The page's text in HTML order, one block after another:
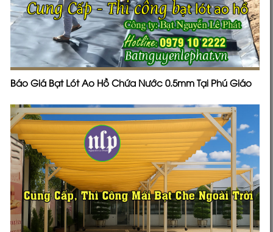
Thi Công Mái Che , Mái Xếp Di Động Tại Quận 7